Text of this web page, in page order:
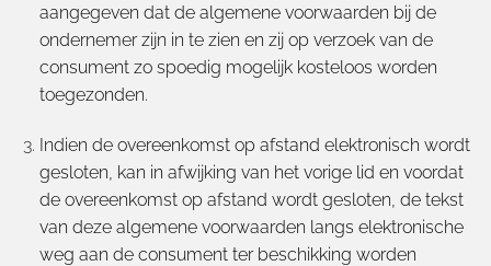
aangegeven dat de algemene voorwaarden bij de
ondernemer zijn in te zien en zij op verzoek van de
consument zo spoedig mogelijk kosteloos worden
toegezonden.
Indien de overeenkomst op afstand elektronisch wordt
gesloten, kan in afwijking van het vorige lid en voordat
de overeenkomst op afstand wordt gesloten, de tekst
van deze algemene voorwaarden langs elektronische
weg aan de consument ter beschikking worden